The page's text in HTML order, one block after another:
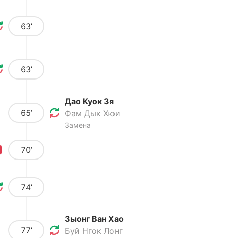
63’
63’
65’
Дао Куок Зя
Фам Дык Хюи
Замена
70’
74’
77’
Зыонг Ван Хао
Буй Нгок Лонг